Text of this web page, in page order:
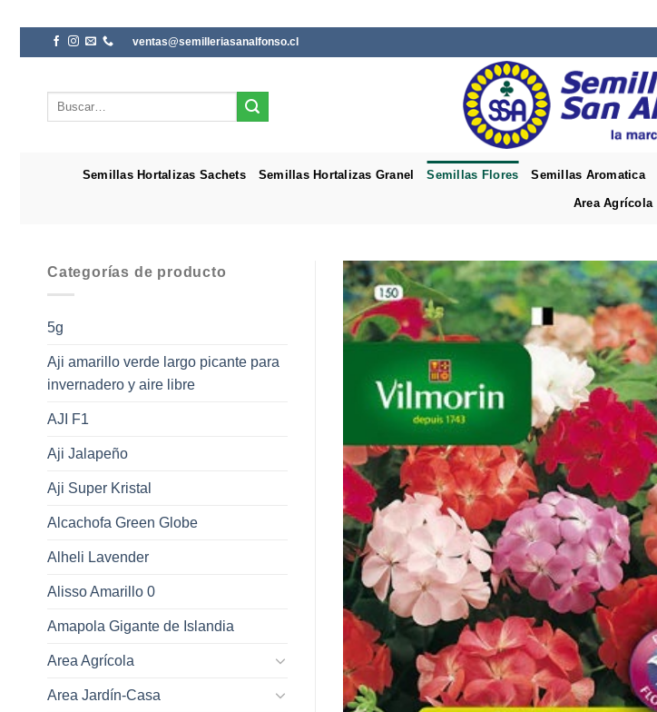
Saltar
al
ventas@semilleriasanalfonso.cl
Buscar
Semillas Hortalizas Sachets Semillas Hortalizas Granel Semillas Flores Semillas Aromatica
Area Agrícola
Categorías de producto
5g
Aji amarillo verde largo picante para
invernadero y aire libre
AJI F1
Aji Jalapeño
Aji Super Kristal
Alcachofa Green Globe
Alheli Lavender
Alisso Amarillo 0
Amapola Gigante de Islandia
Area Agrícola
Area Jardín-Casa